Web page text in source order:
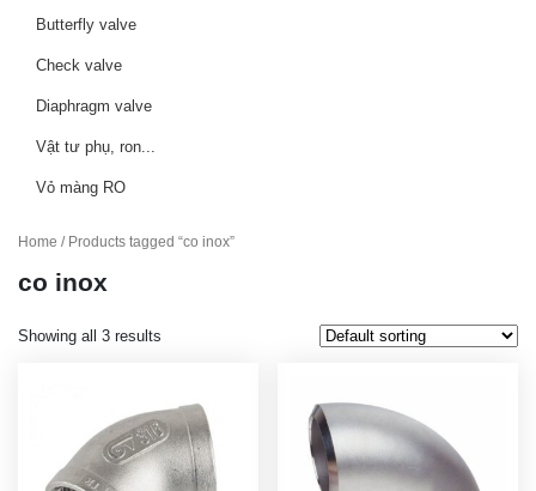
Butterfly valve
Check valve
Diaphragm valve
Vật tư phụ, ron...
Vỏ màng RO
Home / Products tagged “co inox”
co inox
Showing all 3 results